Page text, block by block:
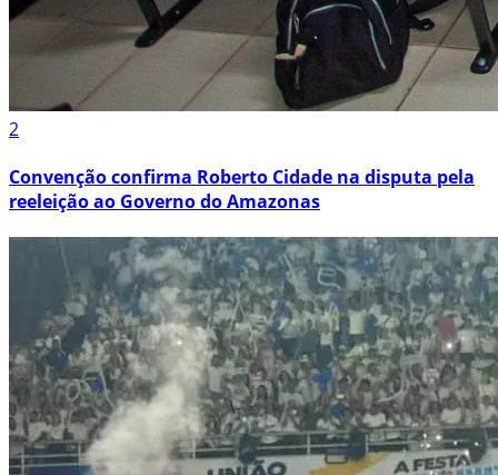
2
Convenção confirma Roberto Cidade na disputa pela
reeleição ao Governo do Amazonas